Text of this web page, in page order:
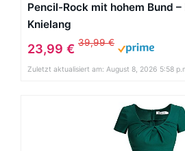
Pencil-Rock mit hohem Bund –
Knielang
23,99 € 39,99 €
Zuletzt aktualisiert am: August 8, 2026 5:58